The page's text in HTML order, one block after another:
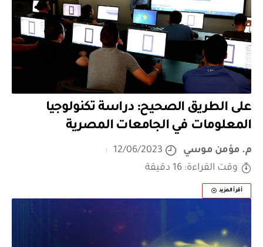
على الطريق الصحيح: دراسة تكنولوجيا
المعلومات في الجامعات المصرية
م. مؤمن موسي
12/06/2023
وقت القراءة: 16 دقيقة
أقرأ المزيد